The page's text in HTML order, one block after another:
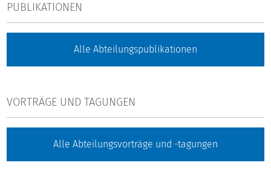
PUBLIKATIONEN
Alle Abteilungspublikationen
VORTRÄGE UND TAGUNGEN
Alle Abteilungsvorträge und -tagungen